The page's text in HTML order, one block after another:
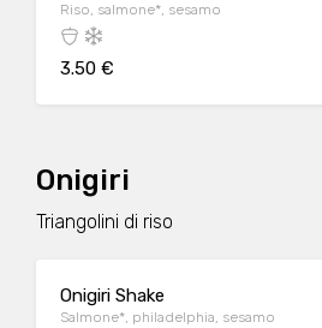
Riso, salmone*, sesamo
3.50 €
Onigiri
Triangolini di riso
Onigiri Shake
Salmone*, philadelphia, sesamo